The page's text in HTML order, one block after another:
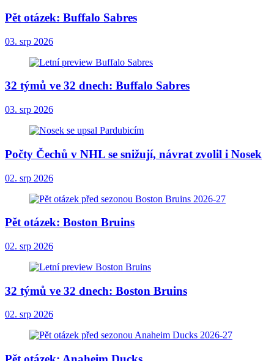
Pět otázek: Buffalo Sabres
03. srp 2026
32 týmů ve 32 dnech: Buffalo Sabres
03. srp 2026
Počty Čechů v NHL se snižují, návrat zvolil i Nosek
02. srp 2026
Pět otázek: Boston Bruins
02. srp 2026
32 týmů ve 32 dnech: Boston Bruins
02. srp 2026